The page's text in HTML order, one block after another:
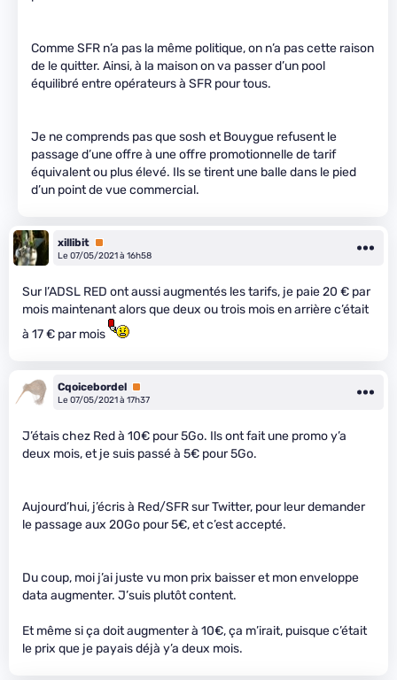
Comme SFR n’a pas la même politique, on n’a pas cette raison
de le quitter. Ainsi, à la maison on va passer d’un pool
équilibré entre opérateurs à SFR pour tous.
Je ne comprends pas que sosh et Bouygue refusent le
passage d’une offre à une offre promotionnelle de tarif
équivalent ou plus élevé. Ils se tirent une balle dans le pied
d’un point de vue commercial.
xillibit Premium
Le 07/05/2021 à 16h58
Sur l’ADSL RED ont aussi augmentés les tarifs, je paie 20 € par
mois maintenant alors que deux ou trois mois en arrière c’était
à 17 € par mois
Cqoicebordel Premium
Le 07/05/2021 à 17h37
J’étais chez Red à 10€ pour 5Go. Ils ont fait une promo y’a
deux mois, et je suis passé à 5€ pour 5Go.
Aujourd’hui, j’écris à Red/SFR sur Twitter, pour leur demander
le passage aux 20Go pour 5€, et c’est accepté.
Du coup, moi j’ai juste vu mon prix baisser et mon enveloppe
data augmenter. J’suis plutôt content.
Et même si ça doit augmenter à 10€, ça m’irait, puisque c’était
le prix que je payais déjà y’a deux mois.